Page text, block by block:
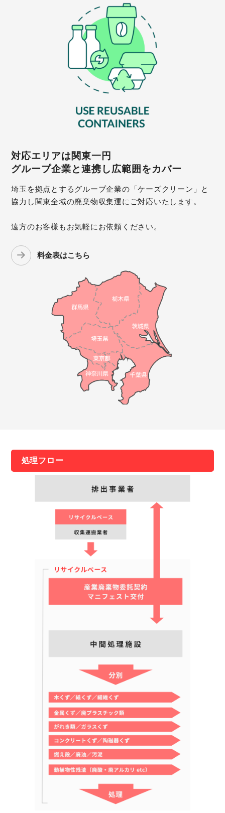
対応エリアは関東一円
グループ企業と連携し広範囲をカバー
埼玉を拠点とするグループ企業の「ケーズクリーン」と
協力し関東全域の廃棄物収集運にご対応いたします。
遠方のお客様もお気軽にお依頼ください。
料金表はこちら
処理フロー